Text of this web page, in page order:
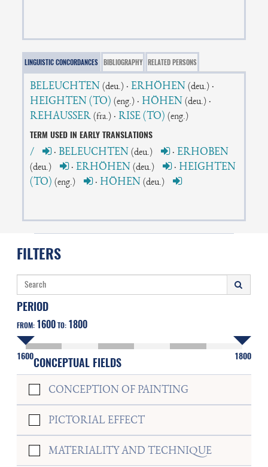
LINGUISTIC CONCORDANCES BIBLIOGRAPHY RELATED PERSONS
BELEUCHTEN (deu.) ·ERHÖHEN (deu.) ·
HEIGHTEN (TO) (eng.) · HÖHEN (deu.) ·
REHAUSSER (fra.) ·RISE (TO) (eng.)
TERM USED IN EARLY TRANSLATIONS
/ ·BELEUCHTEN (deu.) ·ERHOBEN
(deu.) ·ERHÖHEN (deu.) · HEIGHTEN
(TO) (eng.) · HÖHEN (deu.)
FILTERS
PERIOD
FROM: 1600TO: 1800
1600 1800
CONCEPTUAL FIELDS
CONCEPTION OF PAINTING
PICTORIAL EFFECT
MATERIALITY AND TECHNIQUE